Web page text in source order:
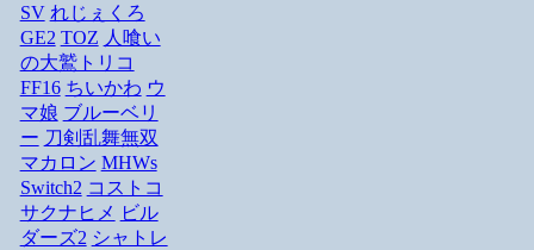
SV れじぇくろ
GE2 TOZ 人喰い
の大鷲トリコ
FF16 ちいかわ ウ
マ娘 ブルーベリ
ー 刀剣乱舞無双
マカロン MHWs
Switch2 コストコ
サクナヒメ ビル
ダーズ2 シャトレ